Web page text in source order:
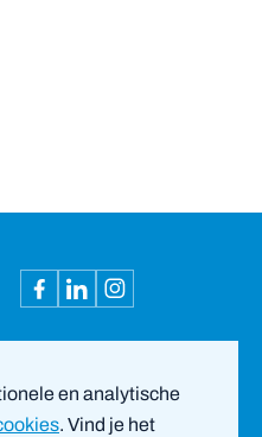
en analytische
. Vind je het
Linkedin
via Mail
delen via Whatsapp